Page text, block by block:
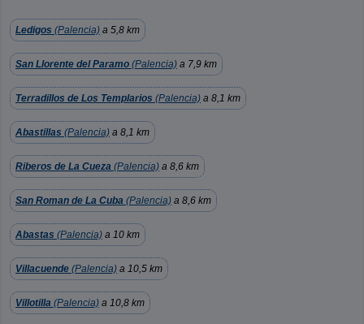
Ledigos (Palencia) a 5,8 km
San Llorente del Paramo (Palencia) a 7,9 km
Terradillos de Los Templarios (Palencia) a 8,1 km
Abastillas (Palencia) a 8,1 km
Riberos de La Cueza (Palencia) a 8,6 km
San Roman de La Cuba (Palencia) a 8,6 km
Abastas (Palencia) a 10 km
Villacuende (Palencia) a 10,5 km
Villotilla (Palencia) a 10,8 km